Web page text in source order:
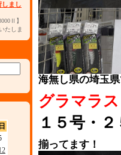
まし
】
たしま
日
海無し県の埼玉
グラマラ
１５号・
揃ってます！